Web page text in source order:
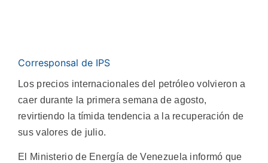
Corresponsal de IPS
Los precios internacionales del petróleo volvieron a
caer durante la primera semana de agosto,
revirtiendo la tímida tendencia a la recuperación de
sus valores de julio.
El Ministerio de Energía de Venezuela informó que